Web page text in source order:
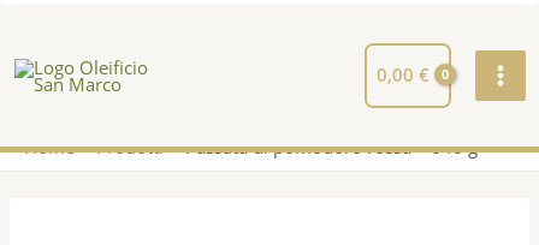
0,00€
Home Prodotti Passata di pomodoro rossa – 640 g